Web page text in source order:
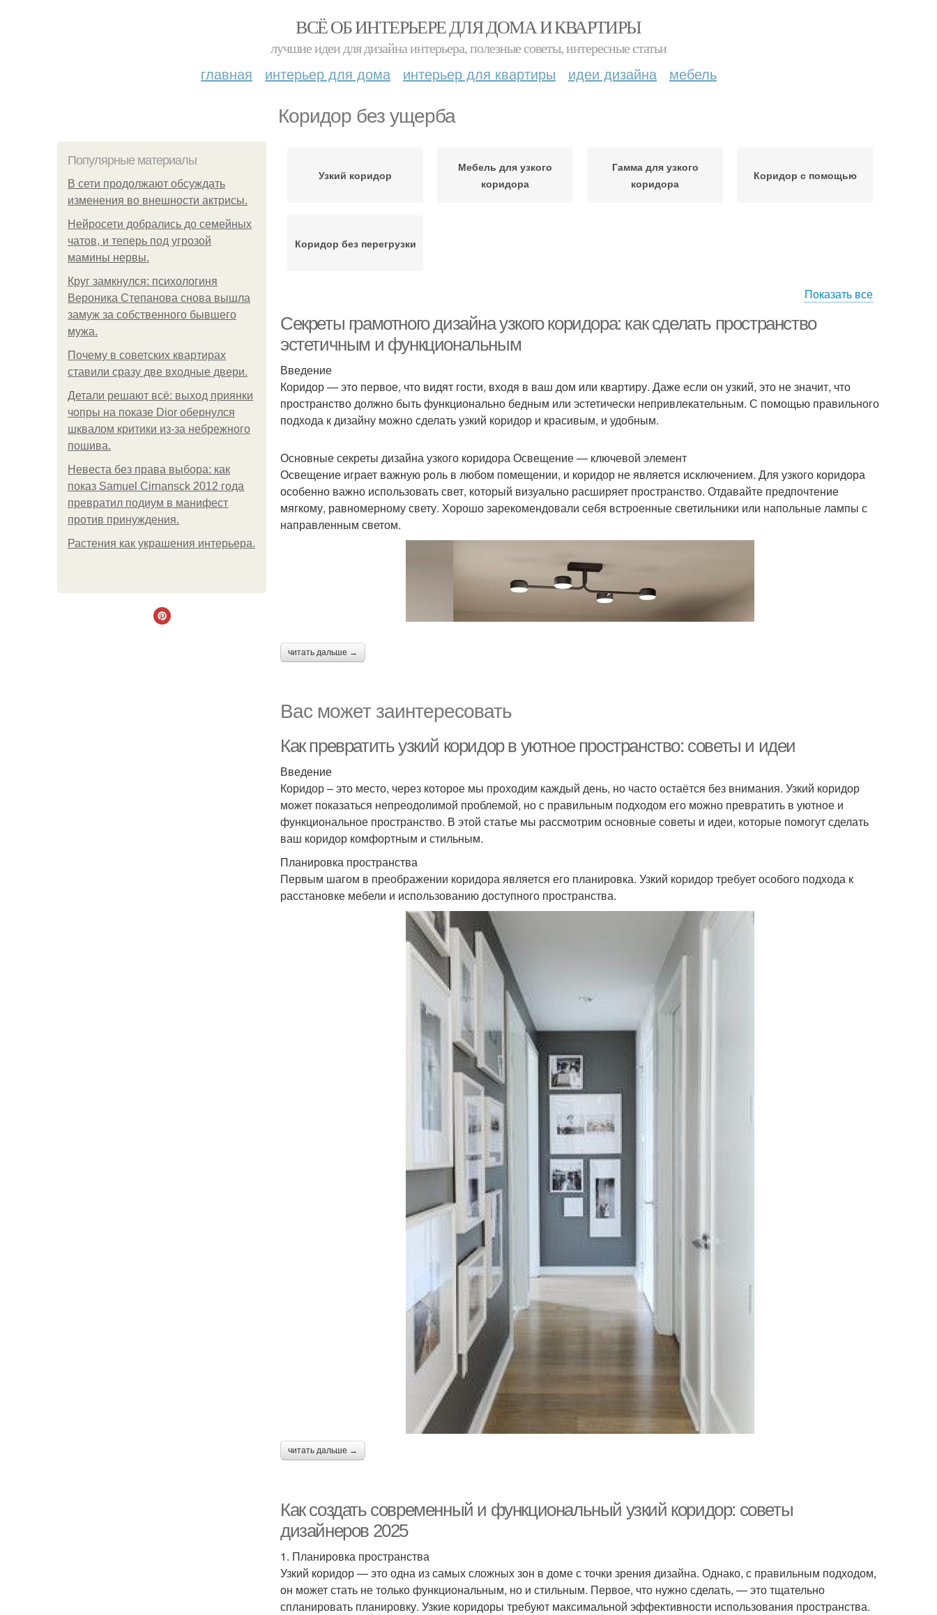
ВСЁ ОБ ИНТЕРЬЕРЕ ДЛЯ ДОМА И КВАРТИРЫ
лучшие идеи для дизайна интерьера, полезные советы, интересные статьи
главная интерьер для дома интерьер для квартиры идеи дизайна мебель
Коридор без ущерба
Популярные материалы
В сети продолжают обсуждать
изменения во внешности актрисы.
Нейросети добрались до семейных
чатов, и теперь под угрозой
мамины нервы.
Круг замкнулся: психологиня
Вероника Степанова снова вышла
замуж за собственного бывшего
мужа.
Почему в советских квартирах
ставили сразу две входные двери.
Детали решают всё: выход приянки
чопры на показе Dior обернулся
шквалом критики из-за небрежного
пошива.
Невеста без права выбора: как
показ Samuel Cirnansck 2012 года
превратил подиум в манифест
против принуждения.
Растения как украшения интерьера.
Узкий коридор
Мебель для узкого
коридора
Гамма для узкого
коридора
Коридор с помощью
Коридор без перегрузки
Показать все
Секреты грамотного дизайна узкого коридора: как сделать пространство
эстетичным и функциональным
Введение
Коридор — это первое, что видят гости, входя в ваш дом или квартиру. Даже если он узкий, это не значит, что
пространство должно быть функционально бедным или эстетически непривлекательным. С помощью правильного
подхода к дизайну можно сделать узкий коридор и красивым, и удобным.
Основные секреты дизайна узкого коридора Освещение — ключевой элемент
Освещение играет важную роль в любом помещении, и коридор не является исключением. Для узкого коридора
особенно важно использовать свет, который визуально расширяет пространство. Отдавайте предпочтение
мягкому, равномерному свету. Хорошо зарекомендовали себя встроенные светильники или напольные лампы с
направленным светом.
читать дальше →
Вас может заинтересовать
Как превратить узкий коридор в уютное пространство: советы и идеи
Введение
Коридор – это место, через которое мы проходим каждый день, но часто остаётся без внимания. Узкий коридор
может показаться непреодолимой проблемой, но с правильным подходом его можно превратить в уютное и
функциональное пространство. В этой статье мы рассмотрим основные советы и идеи, которые помогут сделать
ваш коридор комфортным и стильным.
Планировка пространства
Первым шагом в преображении коридора является его планировка. Узкий коридор требует особого подхода к
расстановке мебели и использованию доступного пространства.
читать дальше →
Как создать современный и функциональный узкий коридор: советы
дизайнеров 2025
1. Планировка пространства
Узкий коридор — это одна из самых сложных зон в доме с точки зрения дизайна. Однако, с правильным подходом,
он может стать не только функциональным, но и стильным. Первое, что нужно сделать, — это тщательно
спланировать планировку. Узкие коридоры требуют максимальной эффективности использования пространства.